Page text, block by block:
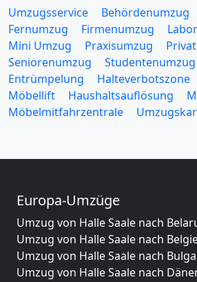
Umzugsservice Behördenumzug
Fernumzug
Firmenumzug
Mini Umzug
Praxisumzug
Seniorenumzug
Studentenumzug
Entrümpelung
Halteverbotszone
Möbellift
Haushaltsauflösung
Möbelmitfahrzentrale
Europa-Umzüge
Umzug von Halle Saale nach
Umzug von Halle Saale nach
Umzug von Halle Saale nach
Umzug von Halle Saale nach